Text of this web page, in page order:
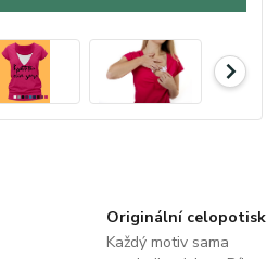
Originální celopotisk
Každý motiv sama